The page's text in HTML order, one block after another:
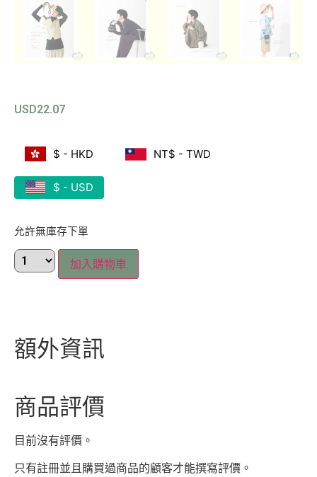
USD22.07
$ - HKD NT$ - TWD
$ - USD
允許無庫存下單
加入購物車
額外資訊
商品評價
目前沒有評價。
只有註冊並且購買過商品的顧客才能撰寫評價。